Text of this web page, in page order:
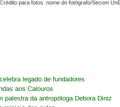
para fotos: nome do fotógrafo/Secom
legado de fundadores
aos Calouros
palestra da antropóloga Debora Diniz